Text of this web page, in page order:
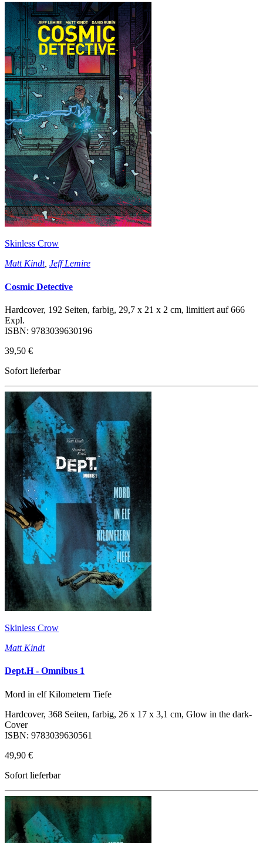
Skinless Crow
Matt Kindt, Jeff Lemire
Cosmic Detective
Hardcover, 192 Seiten, farbig, 29,7 x 21 x 2 cm, limitiert auf 666
Expl.
ISBN: 9783039630196
39,50 €
Sofort lieferbar
Skinless Crow
Matt Kindt
Dept.H - Omnibus 1
Mord in elf Kilometern Tiefe
Hardcover, 368 Seiten, farbig, 26 x 17 x 3,1 cm, Glow in the dark-
Cover
ISBN: 9783039630561
49,90 €
Sofort lieferbar